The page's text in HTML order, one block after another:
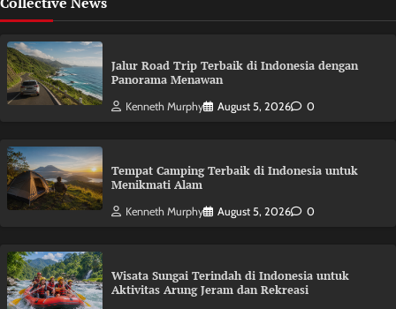
Jalur Road Trip Terbaik di Indonesia dengan
Panorama Menawan
Kenneth Murphy August 5, 2026 0
Tempat Camping Terbaik di Indonesia untuk
Menikmati Alam
Kenneth Murphy August 5, 2026 0
Wisata Sungai Terindah di Indonesia untuk
Aktivitas Arung Jeram dan Rekreasi